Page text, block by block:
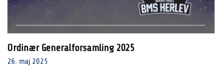
Ordinær Generalforsamling 2025
26. maj 2025